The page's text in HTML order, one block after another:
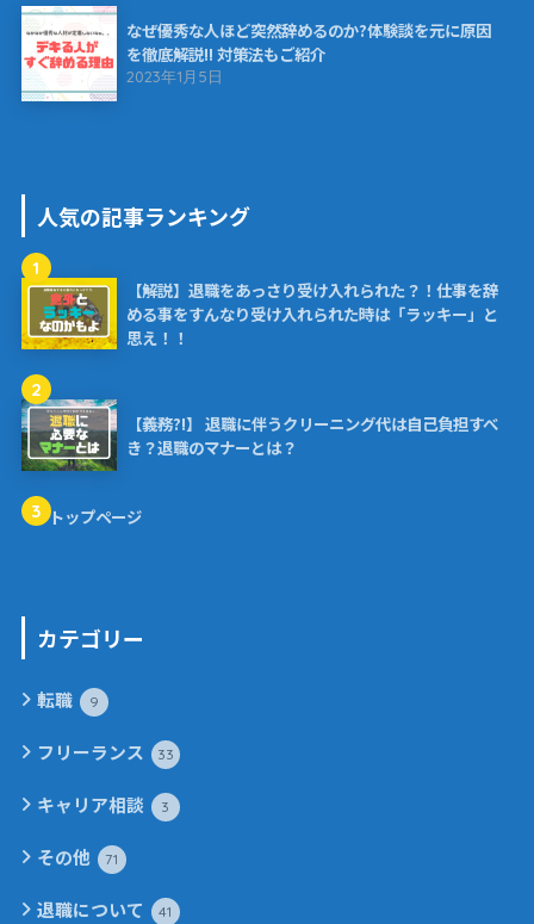
なぜ優秀な人ほど突然辞めるのか?体験談を元に原因
を徹底解説!! 対策法もご紹介
2023年1月5日
人気の記事ランキング
1
【解説】退職をあっさり受け入れられた？！仕事を辞
める事をすんなり受け入れられた時は「ラッキー」と
思え！！
2
【義務?!】 退職に伴うクリーニング代は自己負担すべ
き？退職のマナーとは？
3 トップページ
カテゴリー
転職 9
フリーランス 33
キャリア相談 3
その他 71
退職について 41